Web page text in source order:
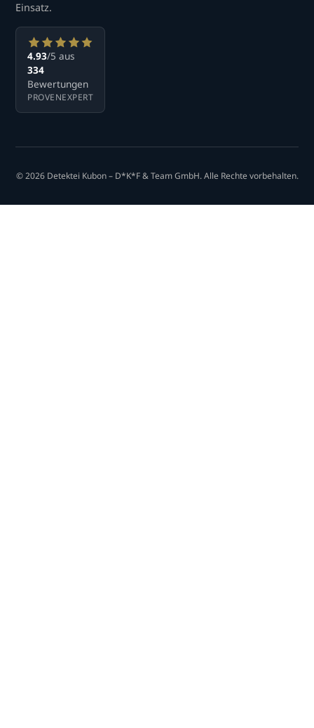
Einsatz.
4.93/5 aus
334
Bewertungen
PROVENEXPERT
© 2026 Detektei Kubon – D*K*F & Team GmbH. Alle Rechte vorbehalten.